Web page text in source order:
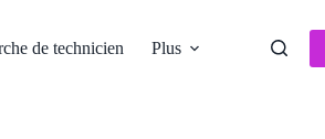
de technicien Plus